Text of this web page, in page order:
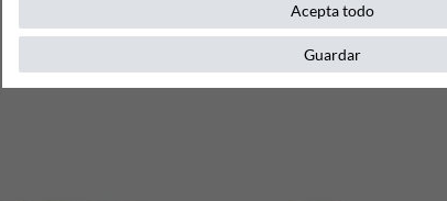
Acepta todo
Guardar